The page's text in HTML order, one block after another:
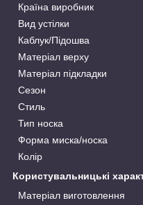
Країна виробник
Вид устілки
Каблук/Підошва
Матеріал верху
Матеріал підкладки
Сезон
Стиль
Тип носка
Форма миска/носка
Колір
Користувальницькі
Матеріал виготовлення